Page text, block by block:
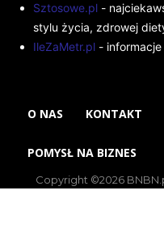
Sztosowe.pl -
stylu życia, zdrowej
IleZaMetr.pl -
O NAS KONTAKT
POMYSŁ NA BIZNES
Copyright ©2026